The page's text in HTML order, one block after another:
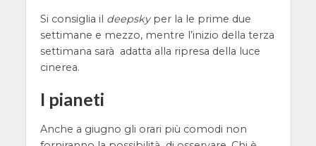
Si consiglia il deepskyper la le prime due
settimane e mezzo, mentre l’inizio della terza
settimana sarà adatta alla ripresa della luce
cinerea.
I pianeti
Anche a giugno gli orari più comodi non